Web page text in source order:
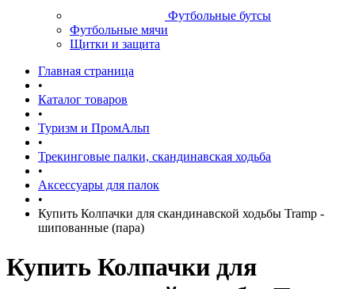
Футбольные бутсы
Футбольные мячи
Щитки и защита
Главная страница
•
Каталог товаров
•
Туризм и ПромАльп
•
Трекинговые палки, скандинавская ходьба
•
Аксессуары для палок
•
Купить Колпачки для скандинавской ходьбы Tramp -
шипованные (пара)
Купить Колпачки для